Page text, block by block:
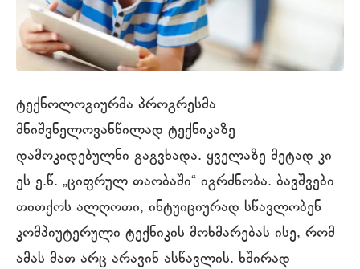
ტექნოლოგიურმა პროგრესმა
მნიშვნელოვანწილად ტექნიკაზე
დამოკიდებულნი გაგვხადა. ყველაზე მეტად კი
ეს ე.წ. „ციფრულ თაობაში“ იგრძნობა. ბავშვები
თითქოს ალღოთი, ინტუიციურად სწავლობენ
კომპიუტერული ტექნიკის მოხმარებას ისე, რომ
ამას მათ არც არავინ ასწავლის. ხშირად